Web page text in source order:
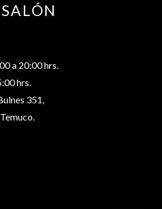
a 20:00 hrs.
hrs.
351,